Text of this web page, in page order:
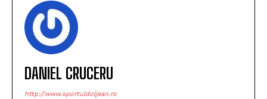
DANIEL CRUCERU
http://www.sportuldoljean.ro